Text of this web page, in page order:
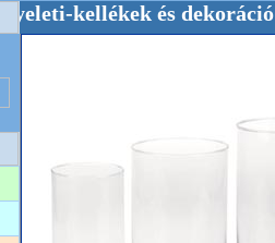
és dekoráció!